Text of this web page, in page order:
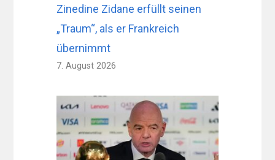
Zinedine Zidane erfüllt seinen
„Traum“, als er Frankreich
übernimmt
7. August 2026